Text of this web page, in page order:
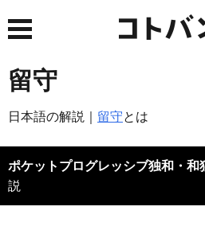
留守
日本語の解説｜ 留守とは
ポケットプログレッシブ独和・和
説